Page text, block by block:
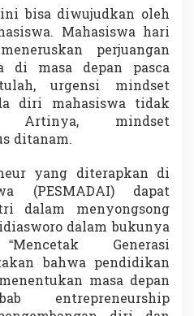
bisa diwujudkan oleh
Mahasiswa hari
perjuangan
di masa depan pasca
urgensi mindset
diri mahasiswa tidak
Artinya, mindset
ditanam.
yang diterapkan di
(PESMADAI) dapat
dalam menyongsong
dalam bukunya
Generasi
bahwa pendidikan
masa depan
entrepreneurship